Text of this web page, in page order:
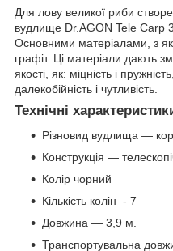
Для лову великої риби
вудлище Dr.AGON Tele Carp
Основними матеріалами, з
графіт. Ці матеріали дають
якості, як: міцність і
далекобійність і чутливість.
Технічні
Різновид вудлища —
Конструкція —
Колір чорний
Кількість колін - 7
Довжина — 3,9 м.
Транспортувальна